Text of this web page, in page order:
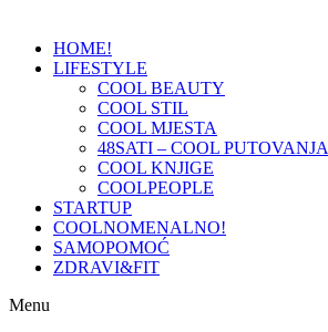
HOME!
LIFESTYLE
COOL BEAUTY
COOL STIL
COOL MJESTA
48SATI – COOL PUTOVANJA
COOL KNJIGE
COOLPEOPLE
STARTUP
COOLNOMENALNO!
SAMOPOMOĆ
ZDRAVI&FIT
Menu